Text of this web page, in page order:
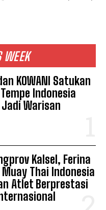
WEEK
KOWANI Satukan
Indonesia
Warisan
Kalsel, Ferina
Thai Indonesia
Atlet Berprestasi